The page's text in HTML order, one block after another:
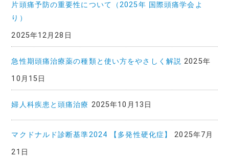
片頭痛予防の重要性について（2025年 国際頭痛学会よ
り）
2025年12月28日
急性期頭痛治療薬の種類と使い方をやさしく解説 2025年
10月15日
婦人科疾患と頭痛治療 2025年10月13日
マクドナルド診断基準2024 【多発性硬化症】
2025年7月
21日